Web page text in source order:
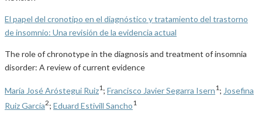
El papel del cronotipo en el diagnóstico y tratamiento del trastorno
de insomnio: Una revisión de la evidencia actual
The role of chronotype in the diagnosis and treatment of insomnia
disorder: A review of current evidence
María José Aróstegui Ruiz1 ; Francisco Javier Segarra Isern1 ; Josefina
Ruiz García2; Eduard Estivill Sancho1